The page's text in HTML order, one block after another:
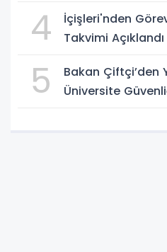
4
İçişleri'nden
Takvimi Açıklandı
5
Bakan Çiftçi’den
Üniversite